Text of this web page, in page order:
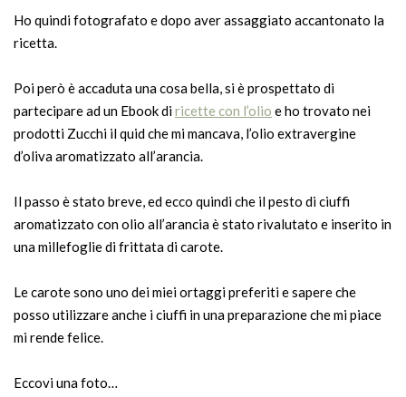
Ho quindi fotografato e dopo aver assaggiato accantonato la
ricetta.
Poi però è accaduta una cosa bella, si è prospettato di
partecipare ad un Ebook diricette con l’olio e ho trovato nei
prodotti Zucchi il quid che mi mancava, l’olio extravergine
d’oliva aromatizzato all’arancia.
Il passo è stato breve, ed ecco quindi che il pesto di ciuffi
aromatizzato con olio all’arancia è stato rivalutato e inserito in
una millefoglie di frittata di carote.
Le carote sono uno dei miei ortaggi preferiti e sapere che
posso utilizzare anche i ciuffi in una preparazione che mi piace
mi rende felice.
Eccovi una foto…